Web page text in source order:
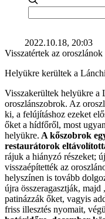
2022.10.18, 20:03
Visszatértek az oroszlánok
Helyükre kerültek a
Visszakerültek helyükre a
oroszlánszobrok. Az
ki, a felújításhoz ezeket
őket a hídfőről, most
helyükre. A kőszobrok
restaurátorok
rájuk a hiányzó részeket;
visszaépítették az
helyszínen is tovább
újra összeragasztják,
patinázzák őket, vagyis
friss illesztés nyomait,